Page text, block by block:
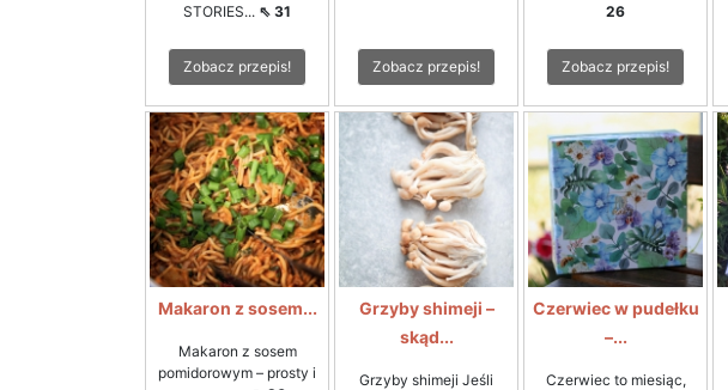
STORIES... ⇖ 31
Zobacz przepis! Zobacz przepis!
26
Zobacz przepis!
Makaron z sosem...
Makaron z sosem
pomidorowym – prosty i
Grzyby shimeji –
skąd...
Grzyby shimeji Jeśli
Czerwiec w pudełku
–...
Czerwiec to miesiąc,